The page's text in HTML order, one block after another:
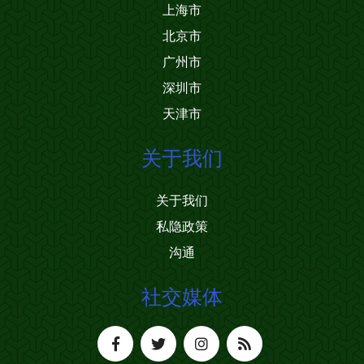
上海市
北京市
广州市
深圳市
天津市
关于我们
关于我们
私隐政策
沟通
社交媒体